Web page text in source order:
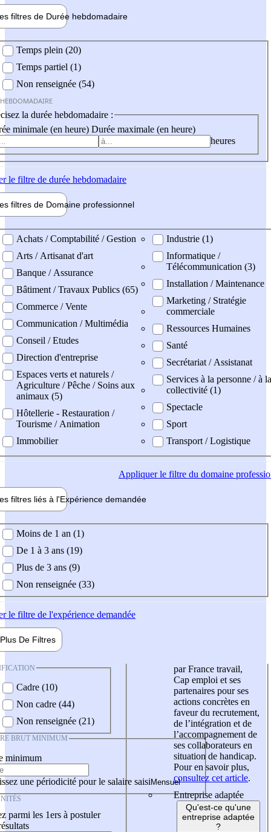
filtres de Durée hebdomadaire
Temps plein (20)
Temps partiel (1)
Non renseignée (54)
la durée hebdomadaire :
minimale (en heure) Durée maximale (en heure)
heures
le filtre de durée hebdomadaire
filtres de Domaine professionnel
professionel
Achats / Comptabilité / Gestion
Arts / Artisanat d'art
Banque / Assurance
Bâtiment / Travaux Publics (65)
Commerce / Vente
Communication / Multimédia
Conseil / Etudes
Direction d'entreprise
Espaces verts et naturels /
Agriculture / Pêche / Soins aux
animaux (5)
Hôtellerie - Restauration /
Tourisme / Animation
Immobilier
Industrie (1)
Informatique /
Télécommunication (3)
Installation / Maintenance
Marketing / Stratégie
commerciale
Ressources Humaines
Santé
Secrétariat / Assistanat
Services à la personne / à la
collectivité (1)
Spectacle
Sport
Transport / Logistique
Appliquerle filtre du domaine
filtres liés à l'Expérience demandée
demandée
Moins de 1 an (1)
De 1 à 3 ans (19)
Plus de 3 ans (9)
Non renseignée (33)
le filtre de l'expérience demandée
Plus De Filtres
Cadre (10)
Non cadre (44)
Non renseignée (21)
BRUT MINIMUM
minimum
une périodicité pour le salaire saisi
parmi les 1ers à postuler
par France travail,
Cap emploi et ses
partenaires pour ses
actions concrètes en
faveur du recrutement,
de l’intégration et de
l’accompagnement de
ses collaborateurs en
situation de handicap.
Pour en savoir plus,
consultez cet article.
Entreprise adaptée
Qu'est-ce qu'une
entreprise adaptée
?